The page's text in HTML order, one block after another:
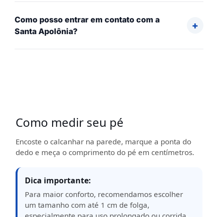
Como posso entrar em contato com a
Santa Apolônia?
Como medir seu pé
Encoste o calcanhar na parede, marque a ponta do
dedo e meça o comprimento do pé em centímetros.
Dica importante:
Para maior conforto, recomendamos escolher
um tamanho com até 1 cm de folga,